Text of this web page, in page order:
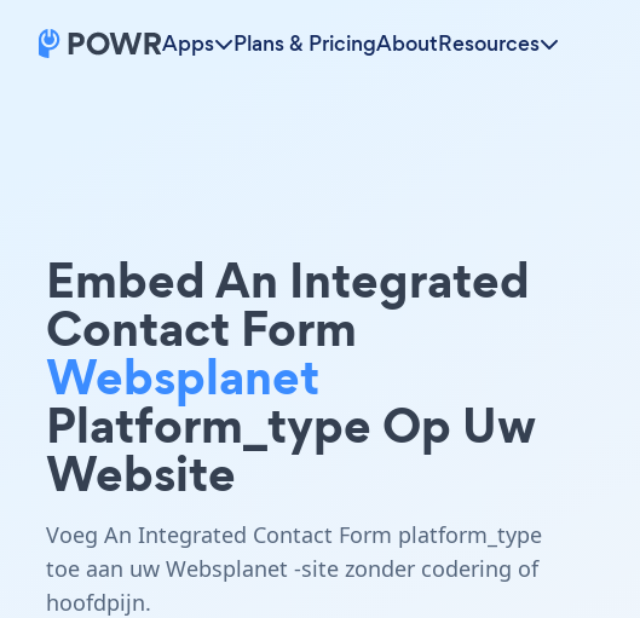
Apps Plans & PricingAboutResources
Embed An Integrated
Contact Form
Websplanet
Platform_type Op Uw
Website
Voeg An Integrated Contact Form platform_type
toe aan uw Websplanet -site zonder codering of
hoofdpijn.